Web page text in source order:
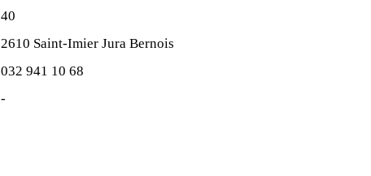
40
2610 Saint-Imier Jura Bernois
032 941 10 68
-